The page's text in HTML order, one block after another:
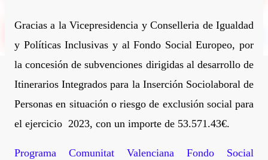
Gracias a la Vicepresidencia y Conselleria de Igualdad
y Políticas Inclusivas y al Fondo Social Europeo, por
la concesión de subvenciones dirigidas al desarrollo de
Itinerarios Integrados para la Inserción Sociolaboral de
Personas en situación o riesgo de exclusión social para
el ejercicio 2023, con un importe de 53.571.43€.
Programa Comunitat Valenciana Fondo Social